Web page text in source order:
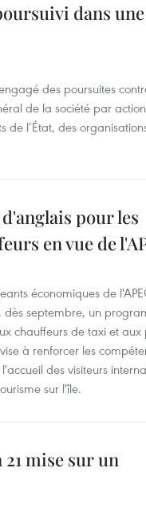
dans
des poursuites
de la société par
de l’État, des
pour les
en vue de
économiques de
septembre, un
chauffeurs de taxi et aux
à renforcer les
des visiteurs
sur l'île.
mise sur un